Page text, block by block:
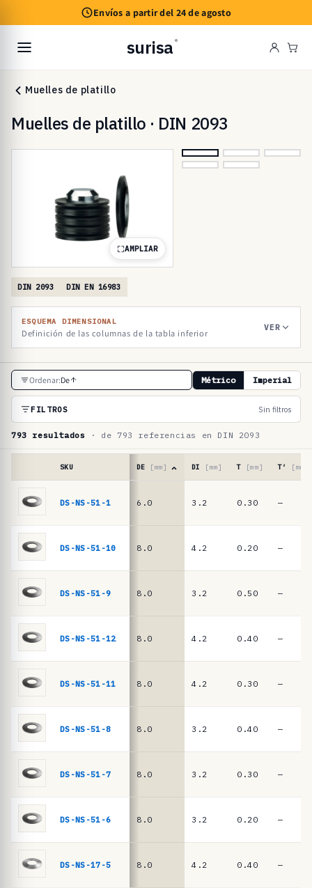
al contenido
Envíos a partir del 24 de agosto
surisa ®
Muelles de platillo
Muelles de platillo · DIN 2093
AMPLIAR
DIN 2093 DIN EN 16983
ESQUEMA DIMENSIONAL
Definición de las columnas de la tabla inferior
VER
T
a
l
a
e
e
n
i
m
e
Ordenar:De Métrico Imperial
FILTROS Sin filtros
793 resultados · de 793 referencias en DIN 2093
muelles
platillo
2093
DIN
16983
SKU DE [mm] DI [mm] T [mm] T′ [mm]
DS-NS-51-1 6.0 3.2 0.30 —
DS-NS-51-10 8.0 4.2 0.20 —
DS-NS-51-9 8.0 3.2 0.50 —
DS-NS-51-12 8.0 4.2 0.40 —
DS-NS-51-11 8.0 4.2 0.30 —
DS-NS-51-8 8.0 3.2 0.40 —
DS-NS-51-7 8.0 3.2 0.30 —
DS-NS-51-6 8.0 3.2 0.20 —
DS-NS-17-5 8.0 4.2 0.40 —